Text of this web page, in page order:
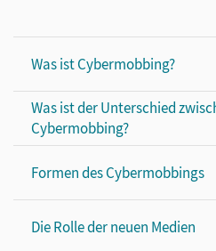
Was ist Cybermobbing?
Was ist der Unterschied
Cybermobbing?
Formen des Cybermobbings
Die Rolle der neuen Medien